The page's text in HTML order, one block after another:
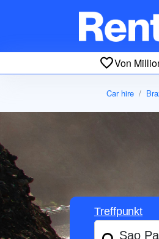
Von
Car hire
Treffpunkt